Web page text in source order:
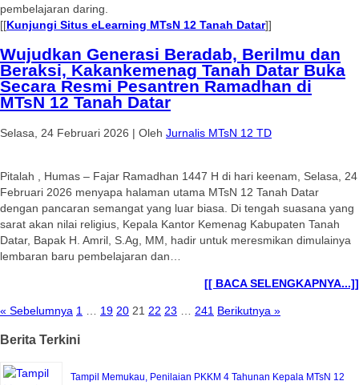
pembelajaran daring.
[[Kunjungi Situs eLearning MTsN 12 Tanah Datar]]
Wujudkan Generasi Beradab, Berilmu dan
Beraksi, Kakankemenag Tanah Datar Buka
Secara Resmi Pesantren Ramadhan di
MTsN 12 Tanah Datar
Selasa, 24 Februari 2026 | Oleh Jurnalis MTsN 12 TD
Pitalah , Humas – Fajar Ramadhan 1447 H di hari keenam, Selasa, 24
Februari 2026 menyapa halaman utama MTsN 12 Tanah Datar
dengan pancaran semangat yang luar biasa. Di tengah suasana yang
sarat akan nilai religius, Kepala Kantor Kemenag Kabupaten Tanah
Datar, Bapak H. Amril, S.Ag, MM, hadir untuk meresmikan dimulainya
lembaran baru pembelajaran dan…
[[ BACA SELENGKAPNYA...]]
« Sebelumnya 1 19 20 21 22 23 241 Berikutnya »
Berita Terkini
Tampil Memukau, Penilaian PKKM 4 Tahunan Kepala MTsN 12